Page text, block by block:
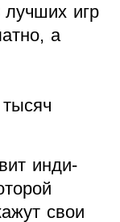
игр
а
инди-
свои